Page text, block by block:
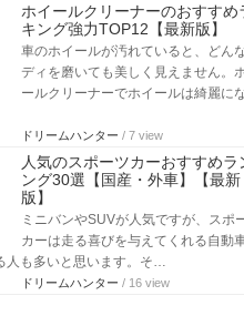
ホイールクリーナーのおすすめ
キング強力TOP12【最新版】
車のホイールが汚れていると、どん
ディを磨いても美しく見えません。
ールクリーナーでホイールは綺麗に
ドリームハンター / 7 view
人気のスポーツカーおすすめラ
ング30選【国産・外車】【最新
版】
ミニバンやSUVが人気ですが、スポ
カーは走る喜びを与えてくれる自動
人も多いと思います。そ…
ドリームハンター / 16 view